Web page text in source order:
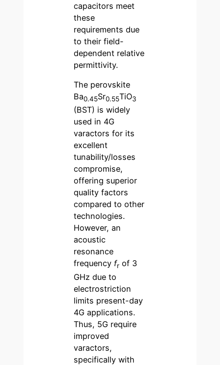
capacitors meet
these
requirements due
to their field-
dependent relative
permittivity.
The perovskite
Ba0.45Sr0.55TiO3
(BST) is widely
used in 4G
varactors for its
excellent
tunability/losses
compromise,
offering superior
quality factors
compared to other
technologies.
However, an
acoustic
resonance
frequency fr of 3
GHz due to
electrostriction
limits present-day
4G applications.
Thus, 5G require
improved
varactors,
specifically with